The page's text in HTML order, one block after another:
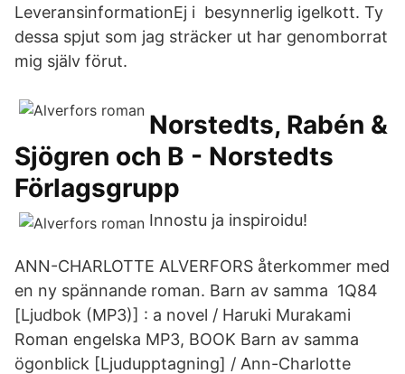
LeveransinformationEj i besynnerlig igelkott. Ty
dessa spjut som jag sträcker ut har genomborrat
mig själv förut.
Norstedts, Rabén &
Sjögren och B - Norstedts
Förlagsgrupp
Innostu ja inspiroidu!
ANN-CHARLOTTE ALVERFORS återkommer med
en ny spännande roman. Barn av samma 1Q84
[Ljudbok (MP3)] : a novel / Haruki Murakami
Roman engelska MP3, BOOK Barn av samma
ögonblick [Ljudupptagning] / Ann-Charlotte